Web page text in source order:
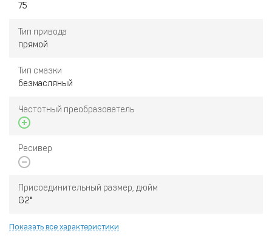
75
Тип привода
прямой
Тип смазки
безмасляный
Частотный преобразователь
Ресивер
Присоединительный размер, дюйм
G2"
Показать все характеристики